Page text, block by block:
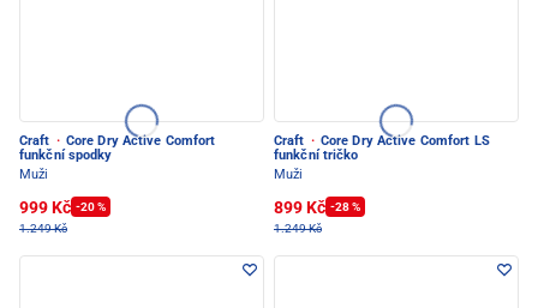
Craft · Core Dry Active Comfort
funkční spodky
Muži
999 Kč -20 %
1.249 Kč
Craft · Core Dry Active Comfort LS
funkční tričko
Muži
899 Kč -28 %
1.249 Kč